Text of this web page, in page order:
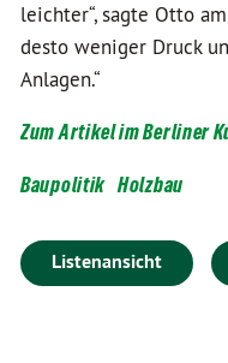
leichter“, sagte Otto
desto weniger Druck
Anlagen.“
Zum Artikel im Berliner
Baupolitik Holzbau
Listenansicht